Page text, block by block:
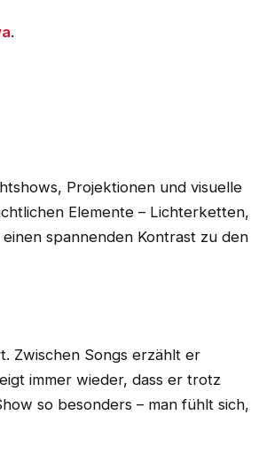
.
Projektionen und visuelle
Elemente – Lichterketten,
spannenden Kontrast zu den
Zwischen Songs erzählt er
immer wieder, dass er trotz
so besonders – man fühlt sich,